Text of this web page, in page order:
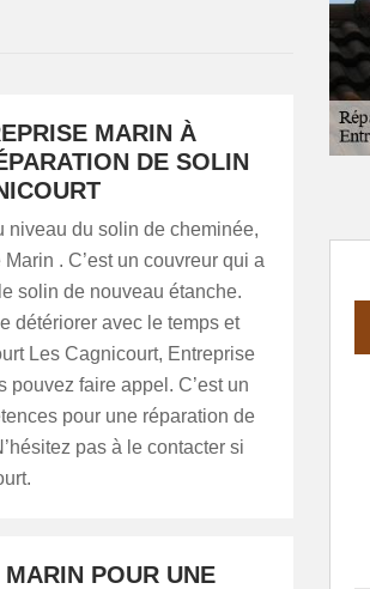
MARIN À
DE SOLIN
niveau du solin de cheminée,
. C’est un couvreur qui a
solin de nouveau étanche.
détériorer avec le temps et
Les Cagnicourt, Entreprise
pouvez faire appel. C’est un
pour une réparation de
pas à le contacter si
POUR UNE